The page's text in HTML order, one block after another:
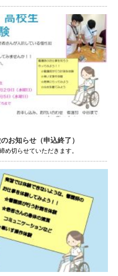
お知らせ（申込終了）
め切らせていただきます。